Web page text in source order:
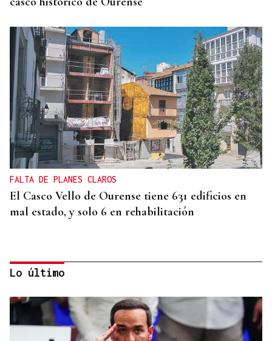
FALTA DE PLANES CLAROS
El Casco Vello de Ourense tiene 631 edificios en
mal estado, y solo 6 en rehabilitación
Lo último